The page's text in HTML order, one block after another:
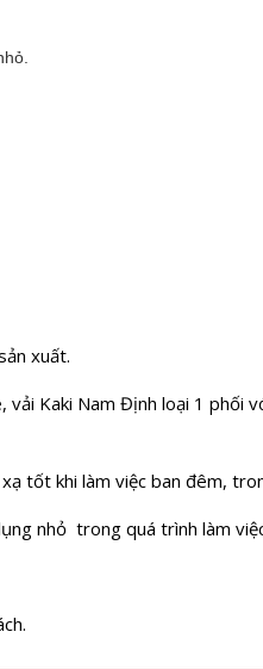
xuất.
Kaki Nam Định loại 1 phối
tốt khi làm việc ban đêm,
nhỏ trong quá trình làm